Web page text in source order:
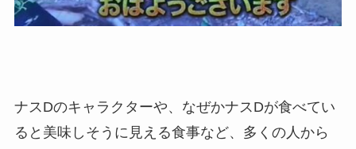
ナスDのキャラクターや、なぜかナスDが食べてい
ると美味しそうに見える食事など、多くの人から